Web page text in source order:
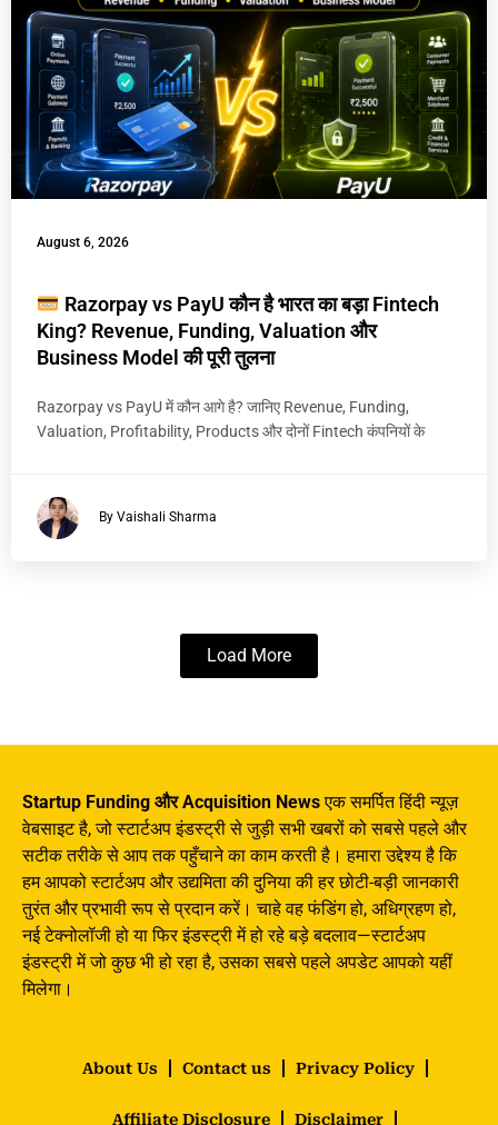
August 6, 2026
Razorpay vs PayU कौन है भारत का बड़ा Fintech
King? Revenue, Funding, Valuation और
Business Model की पूरी तुलना
Razorpay vs PayU में कौन आगे है? जानिए Revenue, Funding,
Valuation, Profitability, Products और दोनों Fintech कंपनियों के
By Vaishali Sharma
Load More
Startup Funding और Acquisition Newsएक समर्पित हिंदी न्यूज़
वेबसाइट है, जो स्टार्टअप इंडस्ट्री से जुड़ी सभी खबरों को सबसे पहले और
सटीक तरीके से आप तक पहुँचाने का काम करती है। हमारा उद्देश्य है कि
हम आपको स्टार्टअप और उद्यमिता की दुनिया की हर छोटी-बड़ी जानकारी
तुरंत और प्रभावी रूप से प्रदान करें। चाहे वह फंडिंग हो, अधिग्रहण हो,
नई टेक्नोलॉजी हो या फिर इंडस्ट्री में हो रहे बड़े बदलाव—स्टार्टअप
इंडस्ट्री में जो कुछ भी हो रहा है, उसका सबसे पहले अपडेट आपको यहीं
मिलेगा।
About Us Contact us Privacy Policy
Affiliate Disclosure Disclaimer